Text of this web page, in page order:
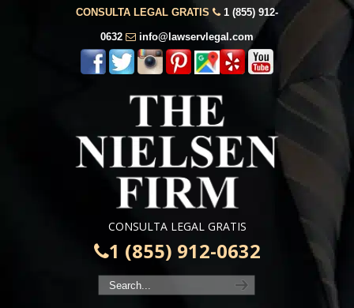
CONSULTA LEGAL GRATIS 1 (855) 912-
0632 info@lawservlegal.com
CONSULTA LEGAL GRATIS
1 (855) 912-0632